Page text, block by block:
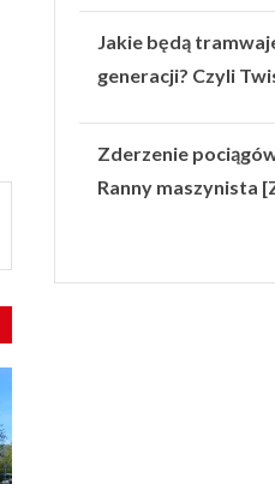
Jakie będą
generacji? Czyli
Zderzenie pociągów
Ranny maszynista